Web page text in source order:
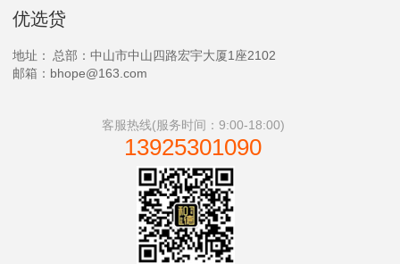
优选贷
地址：
总部：中山市中山四路宏宇大厦1座2102
邮箱：bhope@163.com
客服热线(服务时间：9:00-18:00)
13925301090